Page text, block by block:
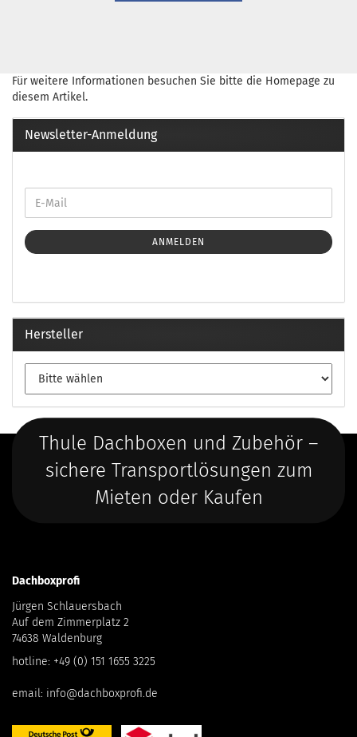
Für weitere Informationen besuchen Sie bitte die Homepage zu
diesem Artikel.
Newsletter-Anmeldung
ANMELDEN
Hersteller
Thule Dachboxen und Zubehör –
sichere Transportlösungen zum
Mieten oder Kaufen
Dachboxprofi
Jürgen Schlauersbach
Auf dem Zimmerplatz 2
74638 Waldenburg
hotline: +49 (0) 151 1655 3225
email: info@dachboxprofi.de